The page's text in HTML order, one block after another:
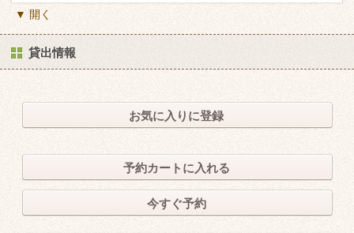
▼ 開く
貸出情報
お気に入りに登録
予約カートに入れる
今すぐ予約